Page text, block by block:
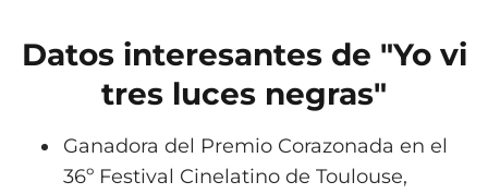
Datos interesantes de "Yo vi
tres luces negras"
Ganadora del Premio Corazonada en el
36º Festival Cinelatino de Toulouse,